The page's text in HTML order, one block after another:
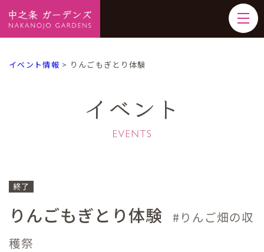
イベント情報 > りんごもぎとり体験
イベント
終了
りんごもぎとり体験
りんご畑の収
穫祭